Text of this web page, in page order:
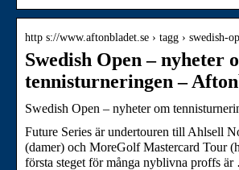
http s://www.aftonbladet.se › tagg › swedish-
Swedish Open – nyheter
tennisturneringen –
Swedish Open – nyheter om
Future Series är undertouren till Ahlsell
(damer) och MoreGolf Mastercard Tour
första steget för många nyblivna proffs